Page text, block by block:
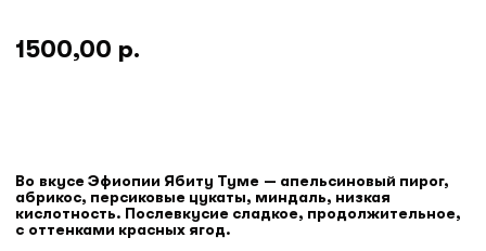
1500,00 р.
Во вкусе Эфиопии Ябиту Туме — апельсиновый пирог,
абрикос, персиковые цукаты, миндаль, низкая
кислотность. Послевкусие сладкое, продолжительное,
с оттенками красных ягод.